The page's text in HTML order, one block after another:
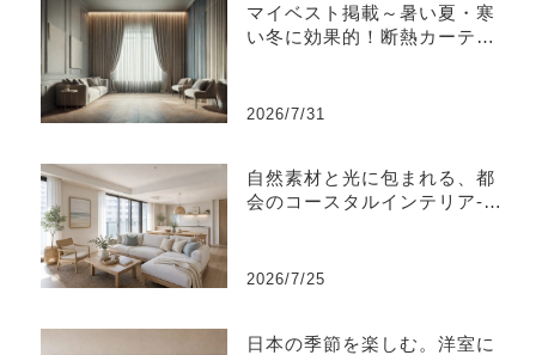
マイベスト掲載～暑い夏・寒
い冬に効果的！断熱カーテン
2026/7/31
自然素材と光に包まれる、都
会のコースタルインテリア-江
2026/7/25
日本の季節を楽しむ。洋室に